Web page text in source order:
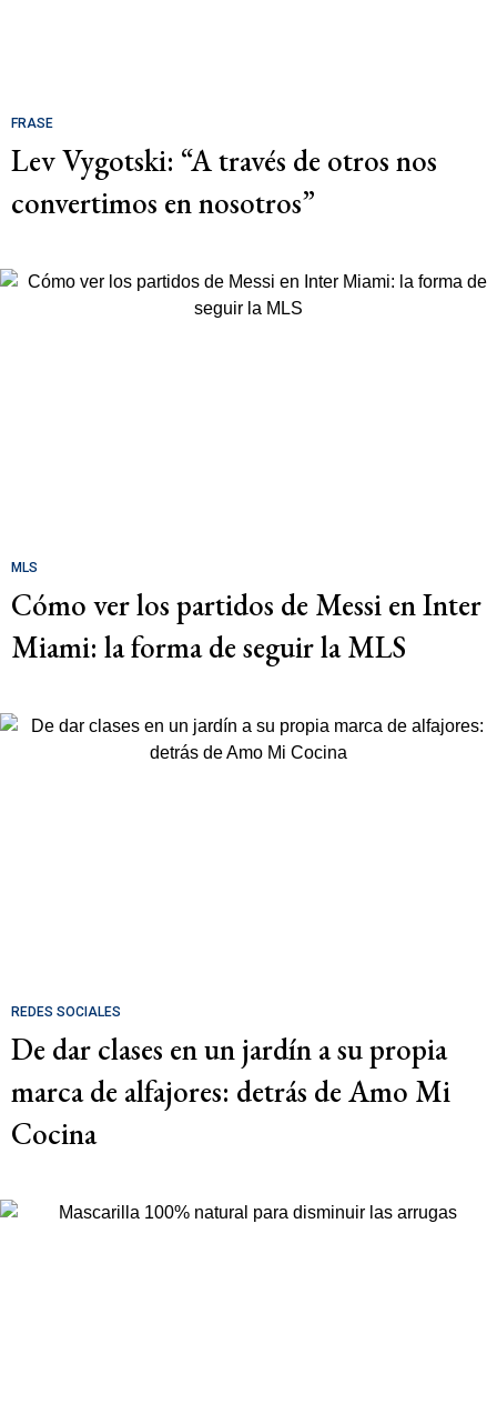
FRASE
Lev Vygotski: “A través de otros nos
convertimos en nosotros”
MLS
Cómo ver los partidos de Messi en Inter
Miami: la forma de seguir la MLS
REDES SOCIALES
De dar clases en un jardín a su propia
marca de alfajores: detrás de Amo Mi
Cocina